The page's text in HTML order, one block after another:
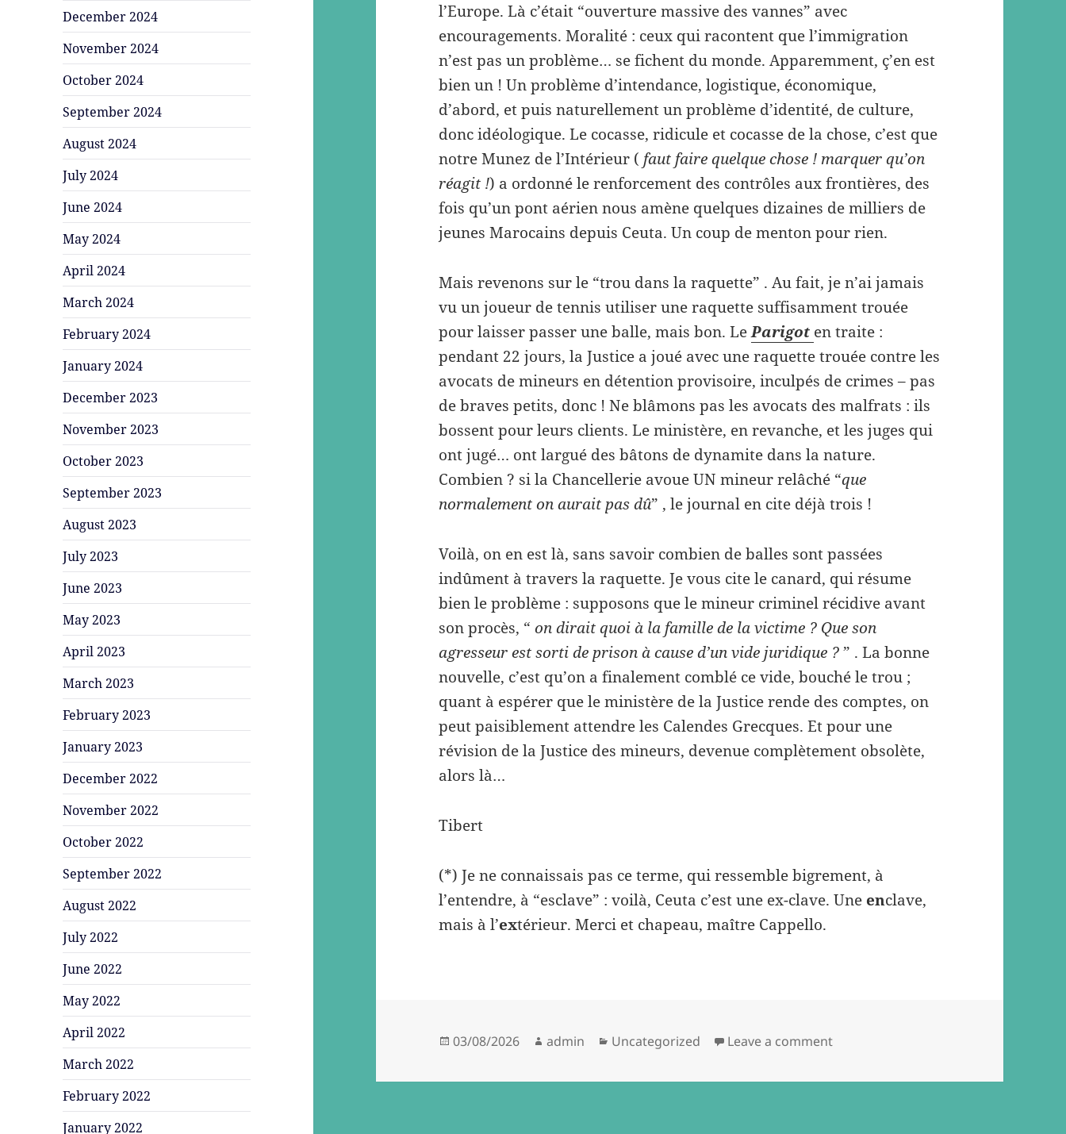
December 2024
November 2024
October 2024
September 2024
August 2024
July 2024
June 2024
May 2024
April 2024
March 2024
February 2024
January 2024
December 2023
November 2023
October 2023
September 2023
August 2023
July 2023
June 2023
May 2023
April 2023
March 2023
February 2023
January 2023
December 2022
November 2022
October 2022
September 2022
August 2022
July 2022
June 2022
May 2022
April 2022
March 2022
February 2022
January 2022
l’Europe. Là c’était “ouverture massive des vannes” avec
encouragements. Moralité : ceux qui racontent que l’immigration
n’est pas un problème… se fichent du monde. Apparemment, ç’en est
bien un ! Un problème d’intendance, logistique, économique,
d’abord, et puis naturellement un problème d’identité, de culture,
donc idéologique. Le cocasse, ridicule et cocasse de la chose, c’est que
notre Munez de l’Intérieur (faut faire quelque chose ! marquer qu’on
réagit !) a ordonné le renforcement des contrôles aux frontières, des
fois qu’un pont aérien nous amène quelques dizaines de milliers de
jeunes Marocains depuis Ceuta. Un coup de menton pour rien.
Mais revenons sur le “trou dans la raquette” . Au fait, je n’ai jamais
vu un joueur de tennis utiliser une raquette suffisamment trouée
pour laisser passer une balle, mais bon. LeParigot en traite :
pendant 22 jours, la Justice a joué avec une raquette trouée contre les
avocats de mineurs en détention provisoire, inculpés de crimes – pas
de braves petits, donc ! Ne blâmons pas les avocats des malfrats : ils
bossent pour leurs clients. Le ministère, en revanche, et les juges qui
ont jugé… ont largué des bâtons de dynamite dans la nature.
Combien ? si la Chancellerie avoue UN mineur relâché “que
normalement on aurait pas dû” , le journal en cite déjà trois !
Voilà, on en est là, sans savoir combien de balles sont passées
indûment à travers la raquette. Je vous cite le canard, qui résume
bien le problème : supposons que le mineur criminel récidive avant
son procès, “ on dirait quoi à la famille de la victime ? Que son
agresseur est sorti de prison à cause d’un vide juridique ?” . La bonne
nouvelle, c’est qu’on a finalement comblé ce vide, bouché le trou ;
quant à espérer que le ministère de la Justice rende des comptes, on
peut paisiblement attendre les Calendes Grecques. Et pour une
révision de la Justice des mineurs, devenue complètement obsolète,
alors là…
Tibert
(*) Je ne connaissais pas ce terme, qui ressemble bigrement, à
l’entendre, à “esclave” : voilà, Ceuta c’est une ex-clave. Une enclave,
mais à l’extérieur. Merci et chapeau, maître Cappello.
Posted
03/08/2026 Author
admin Categories
Uncategorized Leave a commenton Inquiétante raquette à trous